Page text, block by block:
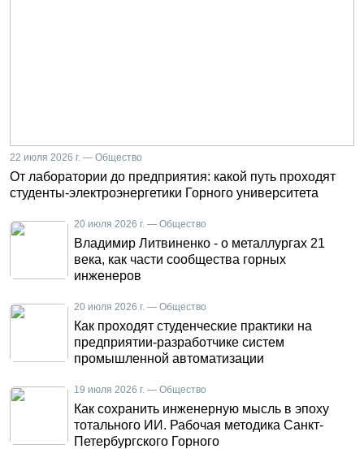
22 июля 2026 г. — Общество
От лаборатории до предприятия: какой путь проходят
студенты-электроэнергетики Горного университета
20 июля 2026 г. — Общество
Владимир Литвиненко - о металлургах 21
века, как части сообщества горных
инженеров
20 июля 2026 г. — Общество
Как проходят студенческие практики на
предприятии-разработчике систем
промышленной автоматизации
19 июля 2026 г. — Общество
Как сохранить инженерную мысль в эпоху
тотального ИИ. Рабочая методика Санкт-
Петербургского Горного